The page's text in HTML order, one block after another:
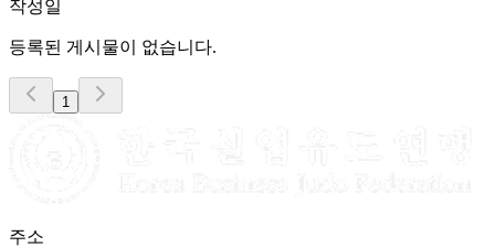
작성일
등록된 게시물이 없습니다.
1
주소